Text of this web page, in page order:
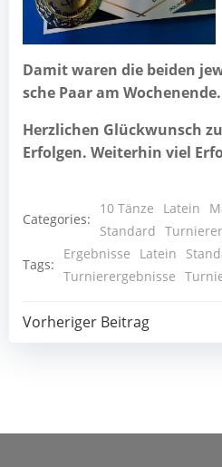
Damit waren die bei­den
sche Paar am Wochenende.
Herz­li­chen Glück­wunsch
Erfol­gen. Wei­ter­hin viel
Categories:
10 Tänze Latein
Standard
Tags:
Ergebnisse Latein
Turnierergebnisse
Post
Vorheriger Beitrag